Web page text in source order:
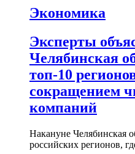
Экономика
Эксперты
Челябинская
топ-10
сокращением
компаний
Накануне Челябинская
российских регионов,